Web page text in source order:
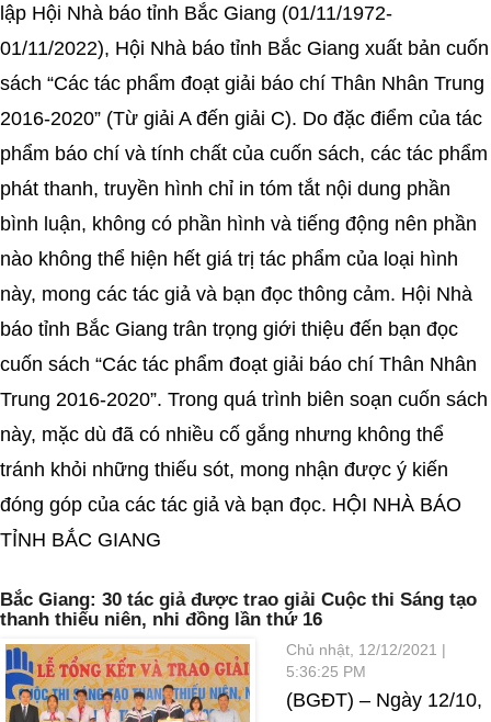
lập Hội Nhà báo tỉnh Bắc Giang (01/11/1972-
01/11/2022), Hội Nhà báo tỉnh Bắc Giang xuất bản cuốn
sách “Các tác phẩm đoạt giải báo chí Thân Nhân Trung
2016-2020” (Từ giải A đến giải C). Do đặc điểm của tác
phẩm báo chí và tính chất của cuốn sách, các tác phẩm
phát thanh, truyền hình chỉ in tóm tắt nội dung phần
bình luận, không có phần hình và tiếng động nên phần
nào không thể hiện hết giá trị tác phẩm của loại hình
này, mong các tác giả và bạn đọc thông cảm. Hội Nhà
báo tỉnh Bắc Giang trân trọng giới thiệu đến bạn đọc
cuốn sách “Các tác phẩm đoạt giải báo chí Thân Nhân
Trung 2016-2020”. Trong quá trình biên soạn cuốn sách
này, mặc dù đã có nhiều cố gắng nhưng không thể
tránh khỏi những thiếu sót, mong nhận được ý kiến
đóng góp của các tác giả và bạn đọc. HỘI NHÀ BÁO
TỈNH BẮC GIANG
Bắc Giang: 30 tác giả được trao giải Cuộc thi Sáng tạo
thanh thiếu niên, nhi đồng lần thứ 16
Chủ nhật, 12/12/2021 |
5:36:25 PM
(BGĐT) – Ngày 12/10,